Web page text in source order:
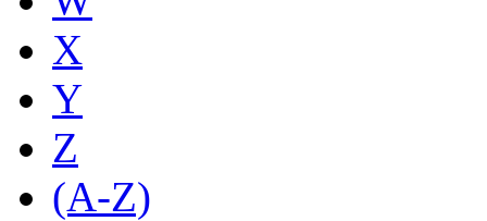
X
Y
Z
(A-Z)